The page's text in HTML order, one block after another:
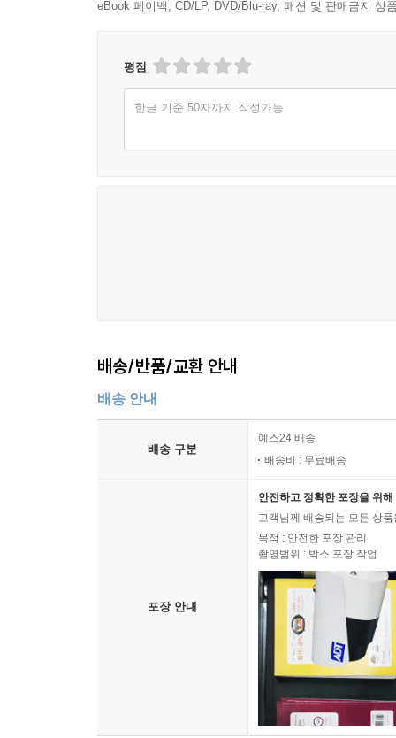
eBook 페이백, CD/LP, DVD/Blu-ray, 패션 및 판매금지 상
평점
한글 기준 50자까지 작성가능
배송/반품/교환 안내
배송 안내
배송 구분
예스24 배송
배송비 : 무료배송
포장 안내
안전하고 정확한 포장을 위
고객님께 배송되는 모든 상
목적 : 안전한 포장 관리
촬영범위 : 박스 포장 작업